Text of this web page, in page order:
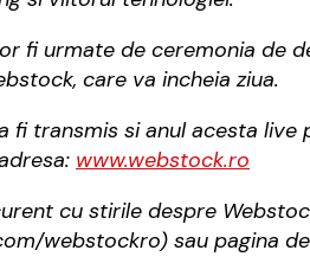
fi urmate de ceremonia de
care va incheia ziua.
fi transmis si anul acesta
www.webstock.ro
cu stirile despre
webstockro) sau pagina